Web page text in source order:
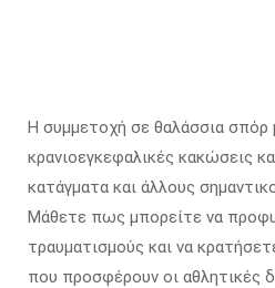
Η συμμετοχή σε θαλάσσια σπόρ
κρανιοεγκεφαλικές κακώσεις
κατάγματα και άλλους
Μάθετε πως μπορείτε να
τραυματισμούς και να
που προσφέρουν οι αθλητικές